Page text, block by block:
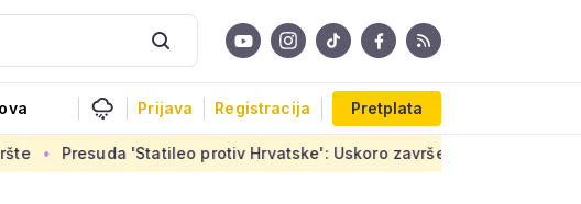
Prijava Registracija Pretplata
'Statileo protiv Hrvatske': Uskoro završetak stanova u Sirobujama,